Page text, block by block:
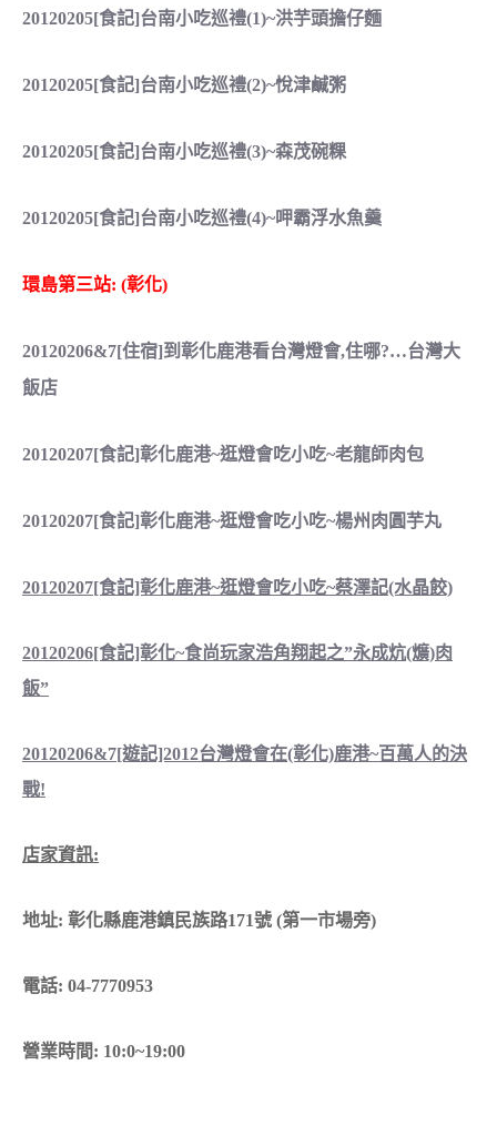
20120205[食記]台南小吃巡禮(1)~洪芋頭擔仔麵
20120205[食記]台南小吃巡禮(2)~悅津鹹粥
20120205[食記]台南小吃巡禮(3)~森茂碗粿
20120205[食記]台南小吃巡禮(4)~呷霸浮水魚羹
環島第三站: (彰化)
20120206&7[住宿]到彰化鹿港看台灣燈會,住哪?…台灣大
飯店
20120207[食記]彰化鹿港~逛燈會吃小吃~老龍師肉包
20120207[食記]彰化鹿港~逛燈會吃小吃~楊州肉圓芋丸
20120207[食記]彰化鹿港~逛燈會吃小吃~蔡澤記(水晶餃)
20120206[食記]彰化~食尚玩家浩角翔起之”永成炕(爌)肉
飯”
20120206&7[遊記]2012台灣燈會在(彰化)鹿港~百萬人的決
戰!
店家資訊:
地址: 彰化縣鹿港鎮民族路171號 (第一市場旁)
電話: 04-7770953
營業時間: 10:0~19:00